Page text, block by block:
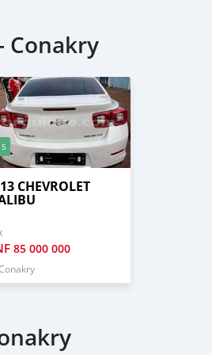
Conakry
5
CHEVROLET
85 000 000